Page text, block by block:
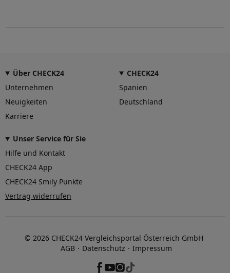
Über CHECK24
Unternehmen
Neuigkeiten
Karriere
CHECK24
Spanien
Deutschland
Unser Service für Sie
Hilfe und Kontakt
CHECK24 App
CHECK24 Smily Punkte
Vertrag widerrufen
© 2026 CHECK24 Vergleichsportal Österreich GmbH
AGB
Datenschutz Impressum